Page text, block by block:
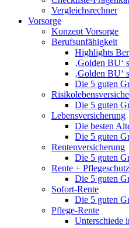
Vergleichsrechner
Vorsorge
Konzept Vorsorge
Berufsunfähigkeit
Highlights
‚Golden BU‘
‚Golden BU‘
Die 5 guten
Die 5 guten
Lebensversicherung
Die besten
Die 5 guten
Rentenversicherung
Die 5 guten
Rente + Pflegeschutz
Die 5 guten
Sofort-Rente
Die 5 guten
Pflege-Rente
Unterschiede